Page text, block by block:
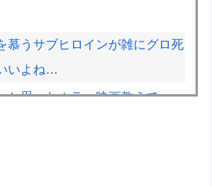
慕うサブヒロインが雑にグロ死
いよね…
と思ったホラー映画教えて